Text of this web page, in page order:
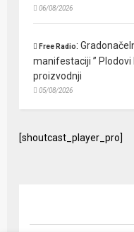
06/08/2026
Free Radio:
manifestaciji ”
proizvodnji
05/08/2026
[shoutcast_player_pro]